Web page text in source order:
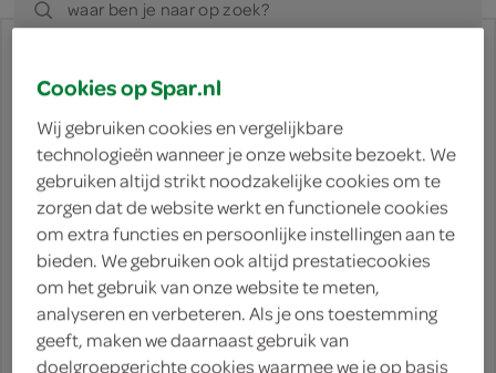
waar ben je naar op zoek?
wachtwoord
inloggen
Cookies op Spar.nl
Wij gebruiken cookies en vergelijkbare
technologieën wanneer je onze website bezoekt. We
gebruiken altijd strikt noodzakelijke cookies om te
zorgen dat de website werkt en functionele cookies
om extra functies en persoonlijke instellingen aan te
bieden. We gebruiken ook altijd prestatiecookies
om het gebruik van onze website te meten,
analyseren en verbeteren. Als je ons toestemming
geeft, maken we daarnaast gebruik van
doelgroepgerichte cookies waarmee we je op basis